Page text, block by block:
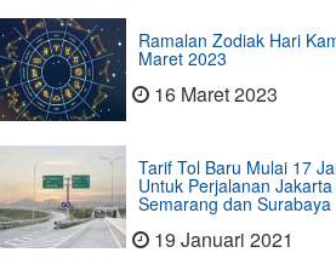
Ramalan Zodiak Hari
Maret 2023
16 Maret 2023
Tarif Tol Baru Mulai 17
Untuk Perjalanan
Semarang dan Surabaya
19 Januari 2021